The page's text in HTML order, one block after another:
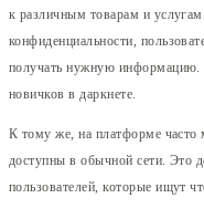
к различным товарам и
конфиденциальности,
получать нужную информацию.
новичков в даркнете.
К тому же, на платформе часто
доступны в обычной сети. Это
пользователей, которые ищут